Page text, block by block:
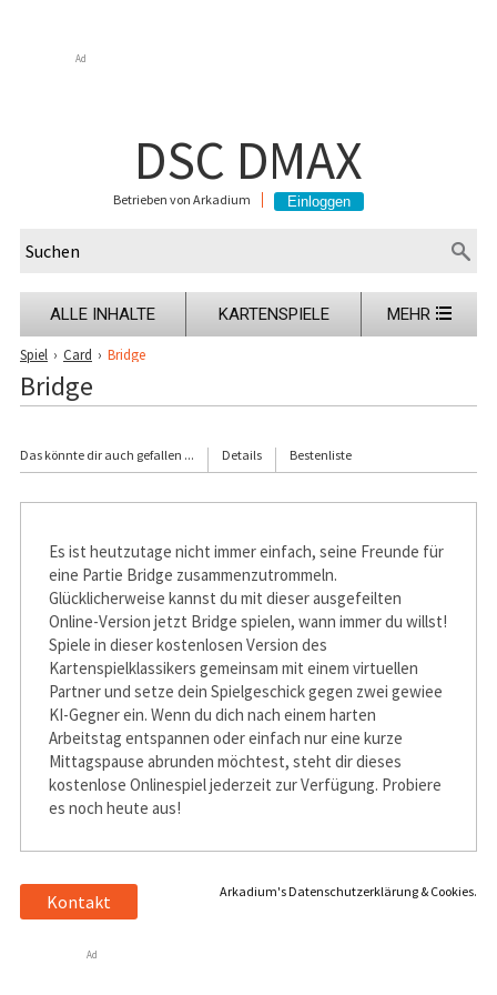
Ad
DSC DMAX
Betrieben von Arkadium
ALLE INHALTE KARTENSPIELE MEHR
Spiel › Card › Bridge
Bridge
Das könnte dir auch gefallen ... Details Bestenliste
Es ist heutzutage nicht immer einfach, seine Freunde für
eine Partie Bridge zusammenzutrommeln.
Glücklicherweise kannst du mit dieser ausgefeilten
Online-Version jetzt Bridge spielen, wann immer du willst!
Spiele in dieser kostenlosen Version des
Kartenspielklassikers gemeinsam mit einem virtuellen
Partner und setze dein Spielgeschick gegen zwei gewiefte
KI-Gegner ein. Wenn du dich nach einem harten
Arbeitstag entspannen oder einfach nur eine kurze
Mittagspause abrunden möchtest, steht dir dieses
kostenlose Onlinespiel jederzeit zur Verfügung. Probiere
es noch heute aus!
Arkadium's Datenschutzerklärung & Cookies.
Kontakt
Ad